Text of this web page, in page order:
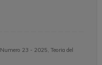
Numero 23 - 2025, Teoria del